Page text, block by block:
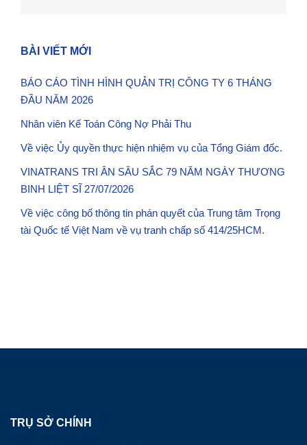
BÀI VIẾT MỚI
BÁO CÁO TÌNH HÌNH QUẢN TRỊ CÔNG TY 6 THÁNG
ĐẦU NĂM 2026
Nhân viên Kế Toán Công Nợ Phải Thu
Về việc Ủy quyền thực hiện nhiệm vụ của Tổng Giám đốc.
VINATRANS TRI ÂN SÂU SẮC 79 NĂM NGÀY THƯƠNG
BINH LIỆT SĨ 27/07/2026
Về việc công bố thông tin phán quyết của Trung tâm Trọng
tài Quốc tế Việt Nam về vụ tranh chấp số 414/25HCM.
TRỤ SỞ CHÍNH